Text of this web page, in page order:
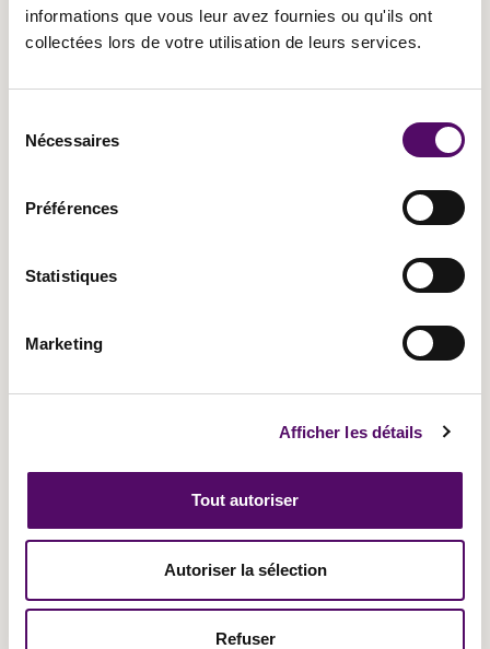
informations que vous leur avez fournies ou qu'ils ont
collectées lors de votre utilisation de leurs services.
Nécessaires
Préférences
Statistiques
Marketing
Afficher les détails
Tout autoriser
Autoriser la sélection
Refuser
WEB POUR VOTRE MARQUE DE
MODE : 4 CLAUSES À NÉGOCIER
LIRE LA SUITE »
Glynnis Makoundou